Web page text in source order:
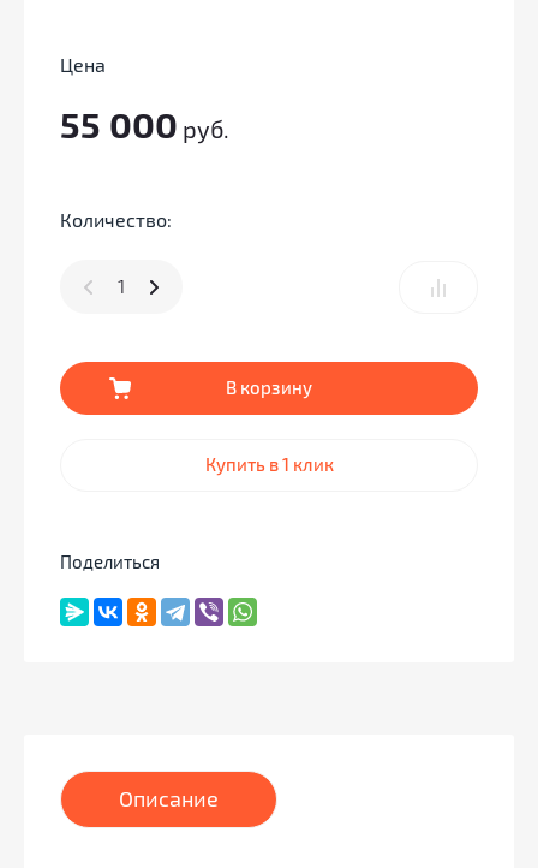
Цена
55 000 руб.
Количество:
В корзину
Купить в 1 клик
Поделиться
Описание